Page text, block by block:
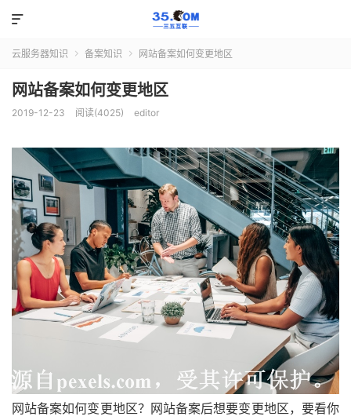

云服务器知识  备案知识  网站备案如何变更地区
网站备案如何变更地区
2019-12-23 阅读(4025) editor
网站备案如何变更地区？网站备案后想要变更地区，要看你